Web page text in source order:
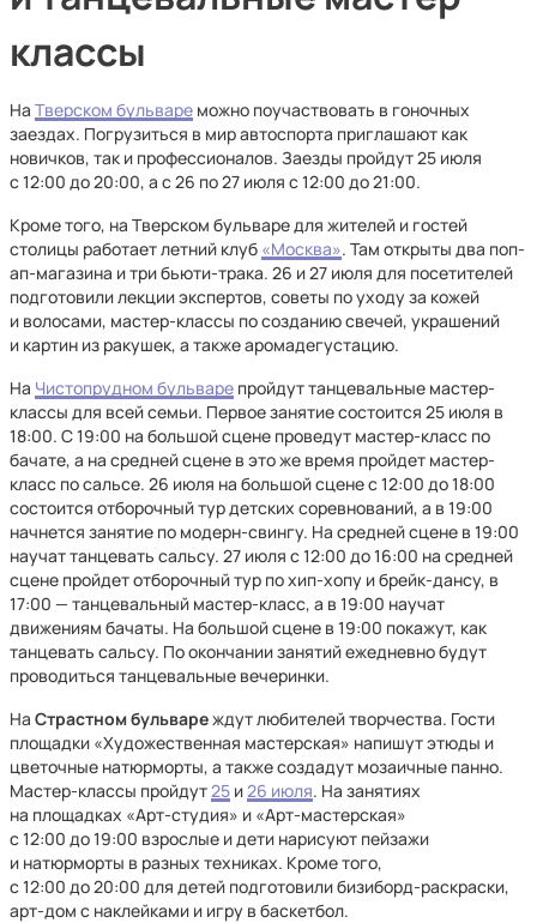
классы
На Тверском бульваре можно поучаствовать в гоночных
заездах. Погрузиться в мир автоспорта приглашают как
новичков, так и профессионалов. Заезды пройдут 25 июля
с 12:00 до 20:00, а с 26 по 27 июля с 12:00 до 21:00.
Кроме того, на Тверском бульваре для жителей и гостей
столицы работает летний клуб «Москва». Там открыты два поп-
ап-магазина и три бьюти-трака. 26 и 27 июля для посетителей
подготовили лекции экспертов, советы по уходу за кожей
и волосами, мастер-классы по созданию свечей, украшений
и картин из ракушек, а также аромадегустацию.
На Чистопрудном бульваре пройдут танцевальные мастер-
классы для всей семьи. Первое занятие состоится 25 июля в
18:00. С 19:00 на большой сцене проведут мастер-класс по
бачате, а на средней сцене в это же время пройдет мастер-
класс по сальсе. 26 июля на большой сцене с 12:00 до 18:00
состоится отборочный тур детских соревнований, а в 19:00
начнется занятие по модерн-свингу. На средней сцене в 19:00
научат танцевать сальсу. 27 июля с 12:00 до 16:00 на средней
сцене пройдет отборочный тур по хип-хопу и брейк-дансу, в
17:00 — танцевальный мастер-класс, а в 19:00 научат
движениям бачаты. На большой сцене в 19:00 покажут, как
танцевать сальсу. По окончании занятий ежедневно будут
проводиться танцевальные вечеринки.
На Страстном бульвареждут любителей творчества. Гости
площадки «Художественная мастерская» напишут этюды и
цветочные натюрморты, а также создадут мозаичные панно.
Мастер-классы пройдут25 и26 июля. На занятиях
на площадках «Арт-студия» и «Арт-мастерская»
с 12:00 до 19:00 взрослые и дети нарисуют пейзажи
и натюрморты в разных техниках. Кроме того,
с 12:00 до 20:00 для детей подготовили бизиборд-раскраски,
арт-дом с наклейками и игру в баскетбол.